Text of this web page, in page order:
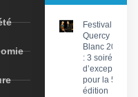
Festival du
Quercy
Blanc 2026
: 3 soirées
d’exception
pour la 58e
édition